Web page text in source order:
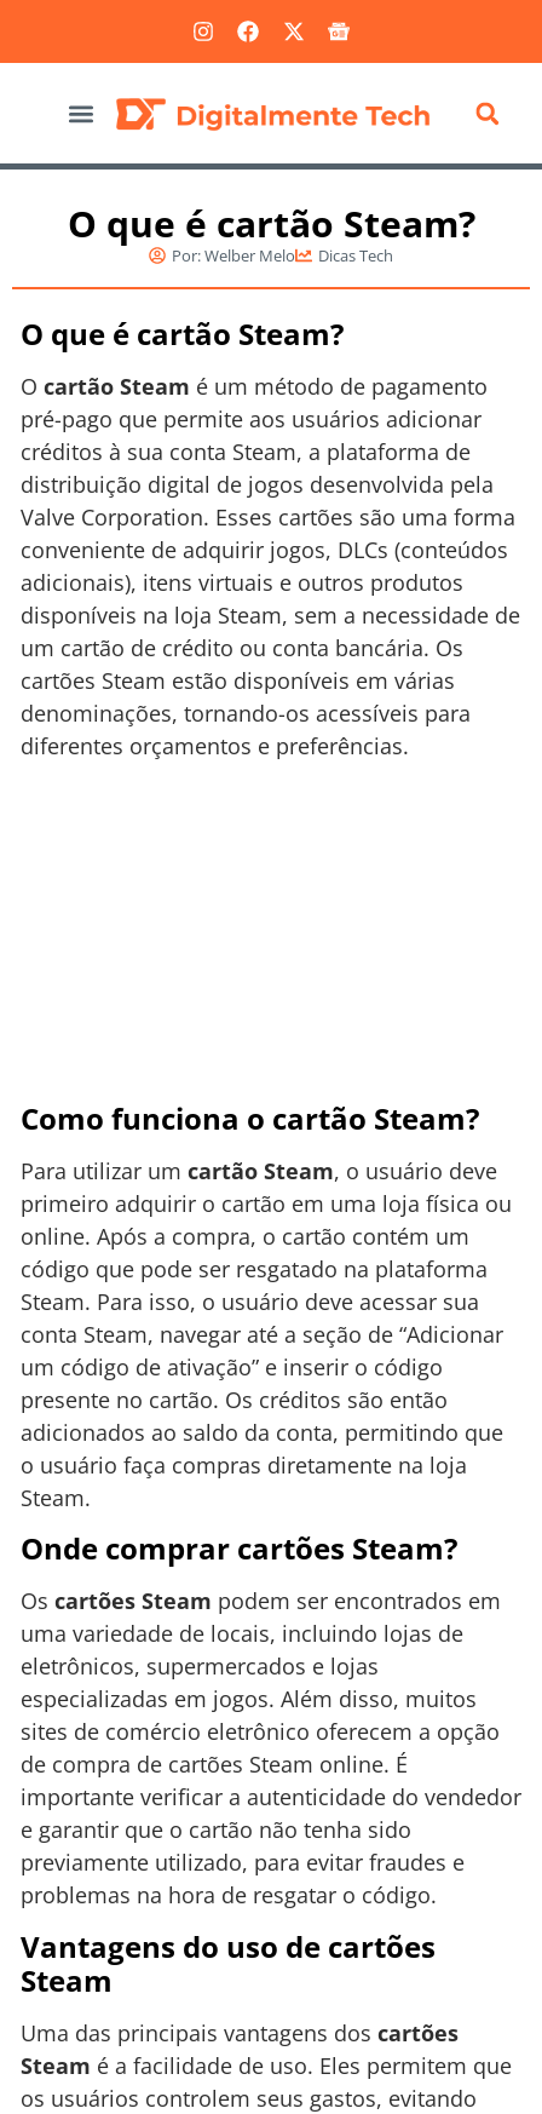
O que é cartão Steam?
Por:Welber Melo Dicas Tech
O que é cartão Steam?
O cartão Steam é um método de pagamento
pré-pago que permite aos usuários adicionar
créditos à sua conta Steam, a plataforma de
distribuição digital de jogos desenvolvida pela
Valve Corporation. Esses cartões são uma forma
conveniente de adquirir jogos, DLCs (conteúdos
adicionais), itens virtuais e outros produtos
disponíveis na loja Steam, sem a necessidade de
um cartão de crédito ou conta bancária. Os
cartões Steam estão disponíveis em várias
denominações, tornando-os acessíveis para
diferentes orçamentos e preferências.
Como funciona o cartão Steam?
Para utilizar um cartão Steam, o usuário deve
primeiro adquirir o cartão em uma loja física ou
online. Após a compra, o cartão contém um
código que pode ser resgatado na plataforma
Steam. Para isso, o usuário deve acessar sua
conta Steam, navegar até a seção de “Adicionar
um código de ativação” e inserir o código
presente no cartão. Os créditos são então
adicionados ao saldo da conta, permitindo que
o usuário faça compras diretamente na loja
Steam.
Onde comprar cartões Steam?
Os cartões Steam podem ser encontrados em
uma variedade de locais, incluindo lojas de
eletrônicos, supermercados e lojas
especializadas em jogos. Além disso, muitos
sites de comércio eletrônico oferecem a opção
de compra de cartões Steam online. É
importante verificar a autenticidade do vendedor
e garantir que o cartão não tenha sido
previamente utilizado, para evitar fraudes e
problemas na hora de resgatar o código.
Vantagens do uso de cartões
Steam
Uma das principais vantagens dos cartões
Steam é a facilidade de uso. Eles permitem que
os usuários controlem seus gastos, evitando